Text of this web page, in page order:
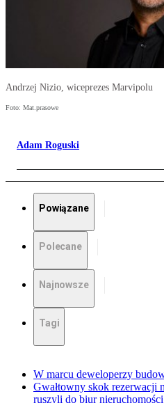
Andrzej Nizio, wiceprezes Marvipolu
Foto: Mat.prasowe
Adam Roguski
Powiązane
Polecane
Najnowsze
Tagi
W marcu deweloperzy
Gwałtowny skok rezerwacji
ruszyli do biur nieruchomości